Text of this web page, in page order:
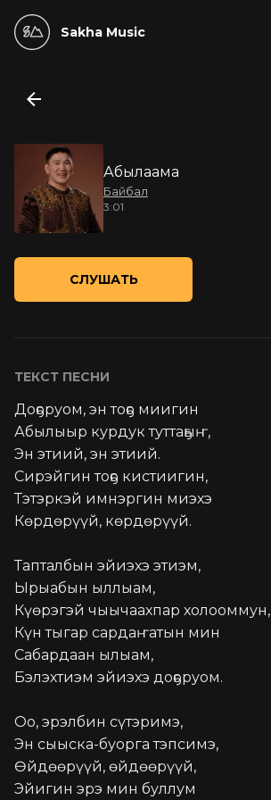
Sakha Music
Абылаама
Байбал
3:01
СЛУШАТЬ
ТЕКСТ ПЕСНИ
Доҕоруом, эн тоҕо миигин
Абылыыр курдук туттаҕыҥ,
Эн этиий, эн этиий.
Сирэйгин тоҕо кистиигин,
Тэтэркэй имнэргин миэхэ
Көрдөрүүй, көрдөрүүй.
Тапталбын эйиэхэ этиэм,
Ырыабын ыллыам,
Күөрэгэй чыычаахпар холооммун,
Күн тыгар сардаҥатын мин
Сабардаан ылыам,
Бэлэхтиэм эйиэхэ доҕоруом.
Оо, эрэлбин сүтэримэ,
Эн сыыска-буорга тэпсимэ,
Өйдөөрүүй, өйдөөрүүй,
Эйигин эрэ мин буллум